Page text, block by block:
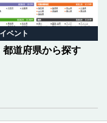
に対して現場でどの
整備が行われている
具体的に記していた
した。
ベント
都道府県から探す